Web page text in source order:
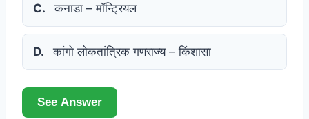
C. कनाडा – मॉन्ट्रियल
D. कांगो लोकतांत्रिक गणराज्य – किंशासा
See Answer